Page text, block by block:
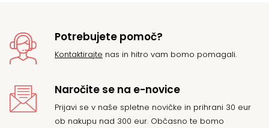
Potrebujete pomoč?
Kontaktirajte nas in hitro vam bomo pomagali.
Naročite se na e-novice
Prijavi se v naše spletne novičke in prihrani 30 eur
ob nakupu nad 300 eur. Občasno te bomo